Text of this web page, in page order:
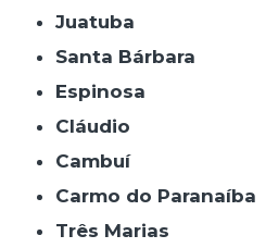
Juatuba
Santa Bárbara
Espinosa
Cláudio
Cambuí
Carmo do Paranaíba
Três Marias